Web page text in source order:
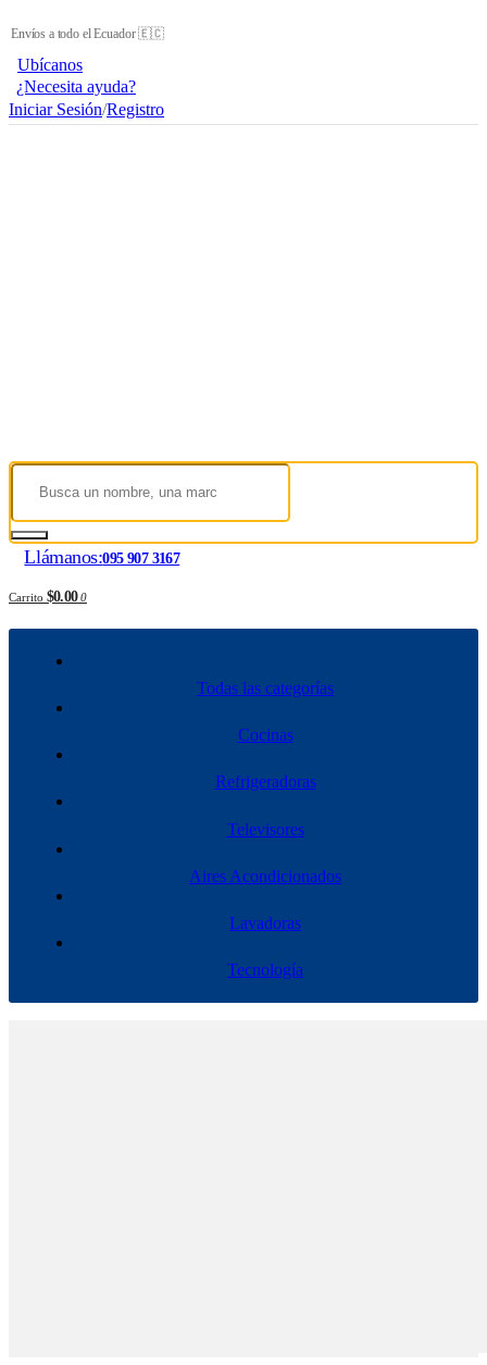
Envíos a todo el Ecuador 🇪🇨
Ubícanos
¿Necesita ayuda?
Iniciar Sesión/Registro
Llámanos:095 907 3167
Carrito $0.00 0
Todas las categorías
Cocinas
Refrigeradoras
Televisores
Aires Acondicionados
Lavadoras
Tecnología